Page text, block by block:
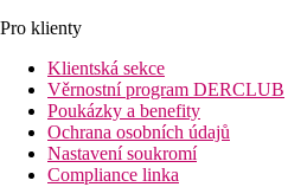
Pro klienty
Klientská sekce
Věrnostní program DERCLUB
Poukázky a benefity
Ochrana osobních údajů
Nastavení soukromí
Compliance linka